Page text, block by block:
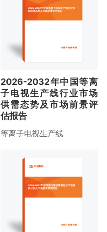
2026-2032年中国等离子电视生产线行业市
场供需态势及市场前景评估报告
2026-2032年中国等离
子电视生产线行业市场
供需态势及市场前景评
估报告
等离子电视生产线
2026-2032年中国室内壁挂音箱行业市场现
状分析及市场趋势预测报告